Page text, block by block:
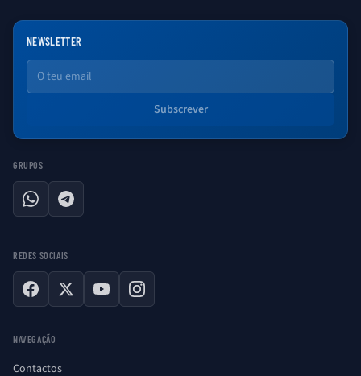
NEWSLETTER
Email
Subscrever
GRUPOS
WhatsAppTelegram
REDES SOCIAIS
Facebook
X YouTubeInstagram
NAVEGAÇÃO
Contactos